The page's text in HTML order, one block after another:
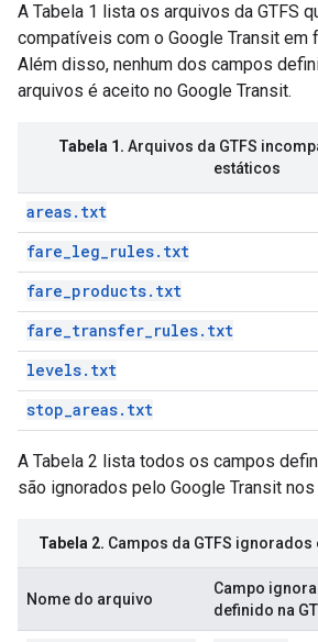
A Tabela 1 lista os arquivos da GTFS
compatíveis com o Google Transit em
Além disso, nenhum dos campos
arquivos é aceito no Google Transit.
Tabela 1. Arquivos da GTFS
estáticos
areas.txt
fare_leg_rules.txt
fare_products.txt
fare_transfer_rules.txt
levels.txt
stop_areas.txt
A Tabela 2 lista todos os campos
são ignorados pelo Google Transit
Tabela 2. Campos da GTFS
Nome do arquivo
Campo
definido na